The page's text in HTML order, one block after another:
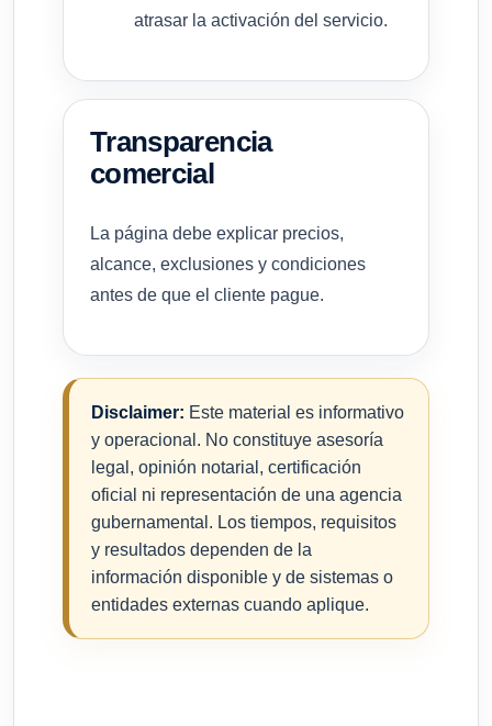
atrasar la activación del servicio.
Transparencia
comercial
La página debe explicar precios,
alcance, exclusiones y condiciones
antes de que el cliente pague.
Disclaimer: Este material es informativo
y operacional. No constituye asesoría
legal, opinión notarial, certificación
oficial ni representación de una agencia
gubernamental. Los tiempos, requisitos
y resultados dependen de la
información disponible y de sistemas o
entidades externas cuando aplique.